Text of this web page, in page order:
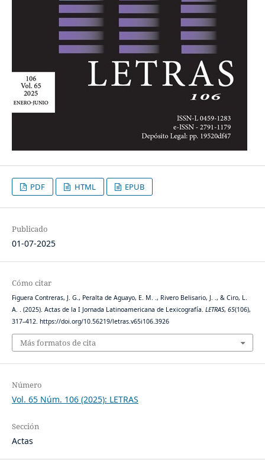
PDF HTML EPUB
Publicado
01-07-2025
Cómo citar
Figuera Contreras, J. G., Peralta de Aguayo, E. M. ., Rivero Belisario, J. ., & Ciro, L.
A. . (2025). Actas de la I Jornada Latinoamericana de Lexicografía. LETRAS, 65(106),
317–412. https://doi.org/10.56219/letras.v65i106.3926
Más formatos de cita
Número
Vol. 65 Núm. 106 (2025): LETRAS
Sección
Actas